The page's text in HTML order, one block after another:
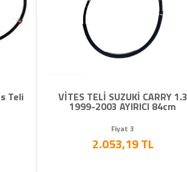
Teli VİTES TELİ SUZUKİ CARRY 1.3
1999-2003 AYIRICI 84cm
Fiyat 3
2.053,19 TL